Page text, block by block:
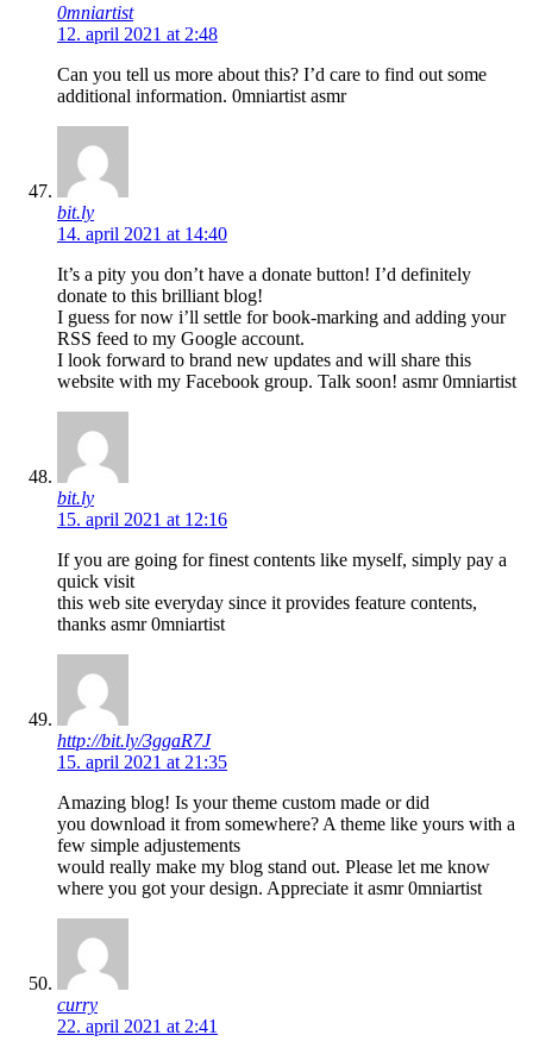
0mniartist
12. april 2021 at 2:48
Can you tell us more about this? I’d care to find out some
additional information. 0mniartist asmr
bit.ly
14. april 2021 at 14:40
It’s a pity you don’t have a donate button! I’d definitely
donate to this brilliant blog!
I guess for now i’ll settle for book-marking and adding your
RSS feed to my Google account.
I look forward to brand new updates and will share this
website with my Facebook group. Talk soon! asmr 0mniartist
bit.ly
15. april 2021 at 12:16
If you are going for finest contents like myself, simply pay a
quick visit
this web site everyday since it provides feature contents,
thanks asmr 0mniartist
http://bit.ly/3ggaR7J
15. april 2021 at 21:35
Amazing blog! Is your theme custom made or did
you download it from somewhere? A theme like yours with a
few simple adjustements
would really make my blog stand out. Please let me know
where you got your design. Appreciate it asmr 0mniartist
curry
22. april 2021 at 2:41